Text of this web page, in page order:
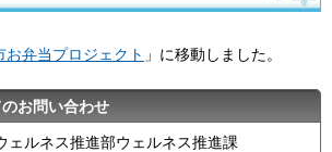
お弁当プロジェクト 」に移動しました。
お問い合わせ
ェルネス推進部ウェルネス推進課